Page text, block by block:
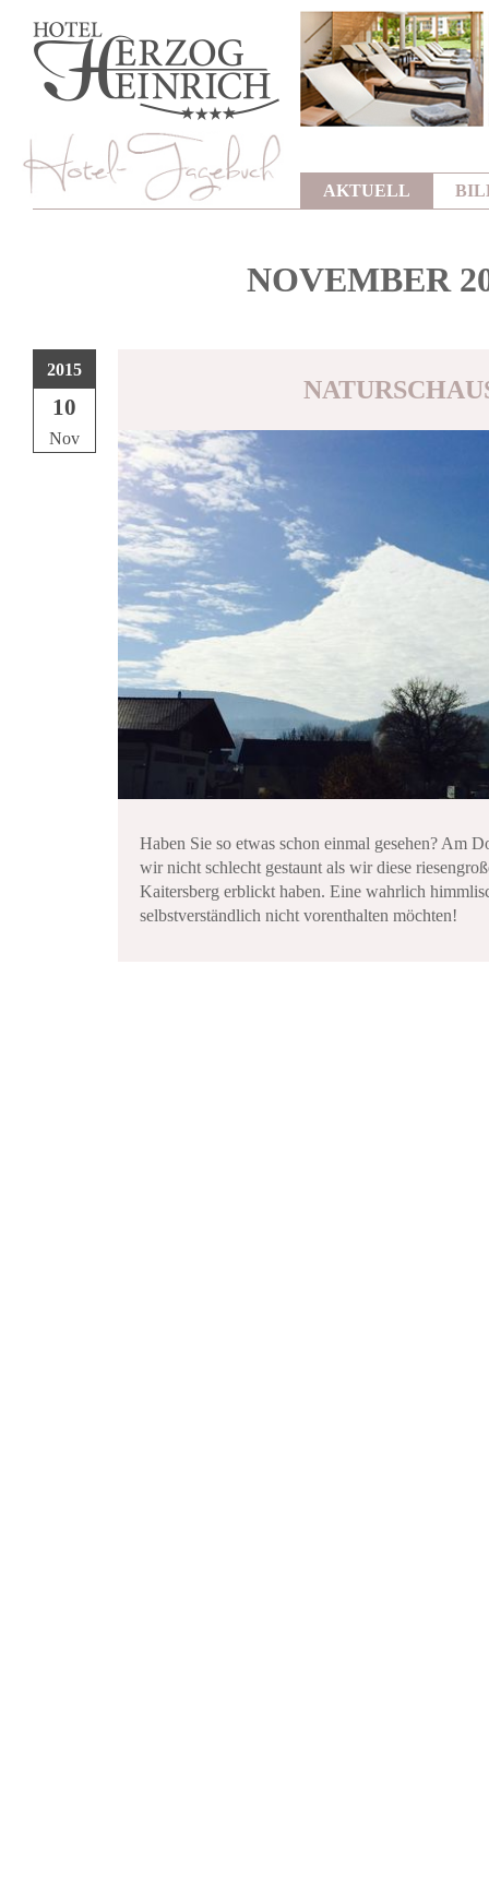
AKTUELL
NOVEMBER
2015
10
Nov
Haben Sie so etwas schon einmal gesehen? Am
wir nicht schlecht gestaunt als wir diese
Kaitersberg erblickt haben. Eine wahrlich
selbstverständlich nicht vorenthalten möchten!